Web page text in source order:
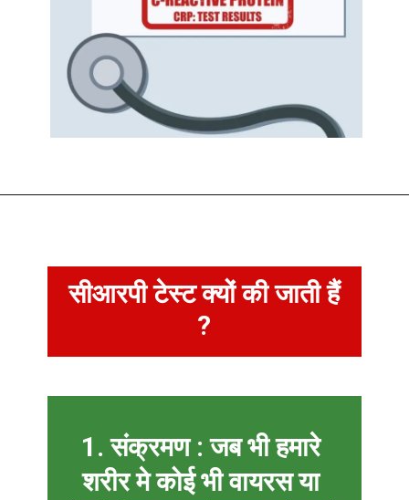
सीआरपी टेस्ट क्यों की जाती हैं
?
1. संक्रमण : जब भी हमारे
शरीर मे कोई भी वायरस या